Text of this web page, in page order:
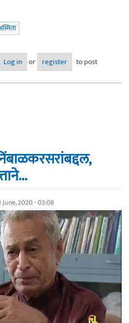
!
Log in or register
to post
June, 2020 - 03:08